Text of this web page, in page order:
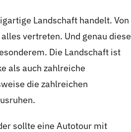
Landschaft handelt. Von
vertreten. Und genau diese
Die Landschaft ist
als auch zahlreiche
die zahlreichen
sollte eine Autotour mit